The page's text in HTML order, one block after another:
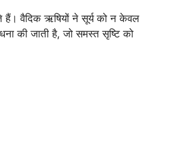
हैं। वैदिक ऋषियों ने सूर्य को न केवल
की जाती है, जो समस्त सृष्टि को